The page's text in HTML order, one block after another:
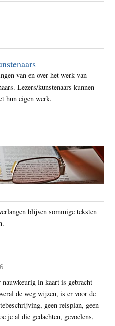
van en over het werk van
Lezers/kunstenaars kunnen
hun eigen werk.
blijven sommige teksten
in kaart is gebracht
de weg wijzen, is er voor de
geen reisplan, geen
je al die gedachten, gevoelens,